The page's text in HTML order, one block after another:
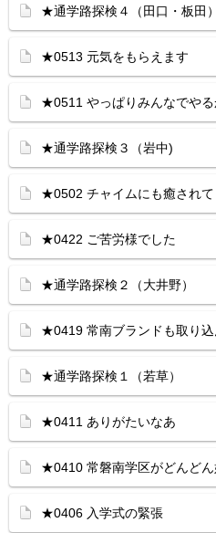
★通学路探検４（田口・板田）
★0513 元気をもらえます
★0511 やっぱりみんなでや
★通学路探検３（岩中)
★0502 チャイムにも癒されて
★0422 ご苦労様でした
★通学路探検２（大井野）
★0419 常南ブランドも取り
★通学路探検１（若草）
★0411 ありがたいなあ
★0410 常磐南学区がどんど
★0406 入学式の緊張